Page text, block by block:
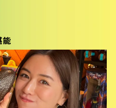
能